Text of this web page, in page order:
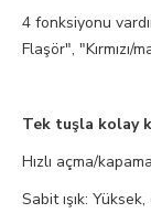
4 fonksiyonu
Flaşör", "Kırmızı/
Tek tuşla kolay
Hızlı açma/kapama
Sabit ışık: